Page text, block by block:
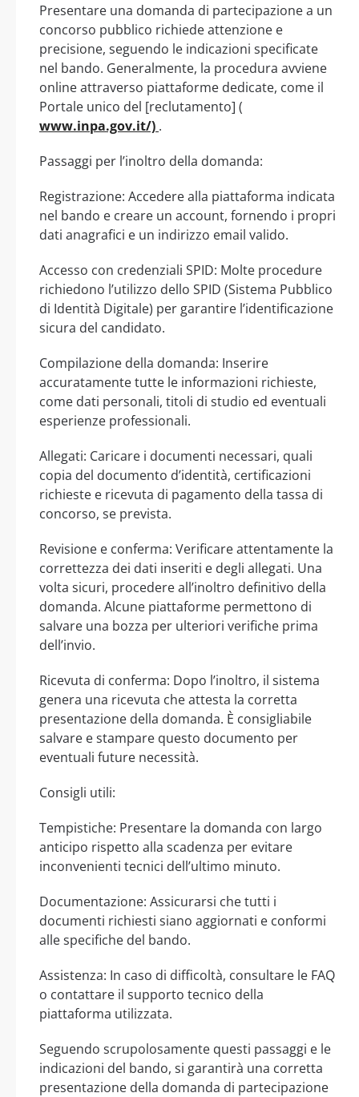
Presentare una domanda di partecipazione a un
concorso pubblico richiede attenzione e
precisione, seguendo le indicazioni specificate
nel bando. Generalmente, la procedura avviene
online attraverso piattaforme dedicate, come il
Portale unico del [reclutamento] (
www.inpa.gov.it/) .
Passaggi per l’inoltro della domanda:
Registrazione: Accedere alla piattaforma indicata
nel bando e creare un account, fornendo i propri
dati anagrafici e un indirizzo email valido.
Accesso con credenziali SPID: Molte procedure
richiedono l’utilizzo dello SPID (Sistema Pubblico
di Identità Digitale) per garantire l’identificazione
sicura del candidato.
Compilazione della domanda: Inserire
accuratamente tutte le informazioni richieste,
come dati personali, titoli di studio ed eventuali
esperienze professionali.
Allegati: Caricare i documenti necessari, quali
copia del documento d’identità, certificazioni
richieste e ricevuta di pagamento della tassa di
concorso, se prevista.
Revisione e conferma: Verificare attentamente la
correttezza dei dati inseriti e degli allegati. Una
volta sicuri, procedere all’inoltro definitivo della
domanda. Alcune piattaforme permettono di
salvare una bozza per ulteriori verifiche prima
dell’invio.
Ricevuta di conferma: Dopo l’inoltro, il sistema
genera una ricevuta che attesta la corretta
presentazione della domanda. È consigliabile
salvare e stampare questo documento per
eventuali future necessità.
Consigli utili:
Tempistiche: Presentare la domanda con largo
anticipo rispetto alla scadenza per evitare
inconvenienti tecnici dell’ultimo minuto.
Documentazione: Assicurarsi che tutti i
documenti richiesti siano aggiornati e conformi
alle specifiche del bando.
Assistenza: In caso di difficoltà, consultare le FAQ
o contattare il supporto tecnico della
piattaforma utilizzata.
Seguendo scrupolosamente questi passaggi e le
indicazioni del bando, si garantirà una corretta
presentazione della domanda di partecipazione